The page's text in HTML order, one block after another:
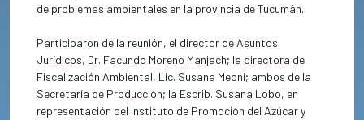
de problemas ambientales en la provincia de Tucumán.
Participaron de la reunión, el director de Asuntos
Jurídicos, Dr. Facundo Moreno Manjach; la directora de
Fiscalización Ambiental, Lic. Susana Meoni; ambos de la
Secretaría de Producción; la Escrib. Susana Lobo, en
representación del Instituto de Promoción del Azúcar y